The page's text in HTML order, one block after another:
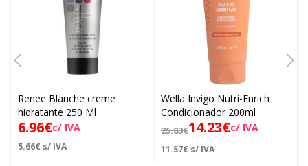
Renee Blanche creme
hidratante 250 Ml
6.96€c/ IVA
5.66€ s/ IVA
Wella Invigo Nutri-Enrich
Condicionador 200ml
25.83€14.23€c/ IVA
11.57€ s/ IVA